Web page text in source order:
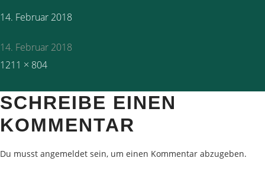
Posted
14. Februar 2018
14. Februar 2018
Full
1211 × 804
SCHREIBE EINEN
KOMMENTAR
Du musst angemeldet sein, um einen Kommentar abzugeben.